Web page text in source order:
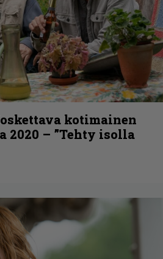
kotimainen
2020 – ”Tehty isolla